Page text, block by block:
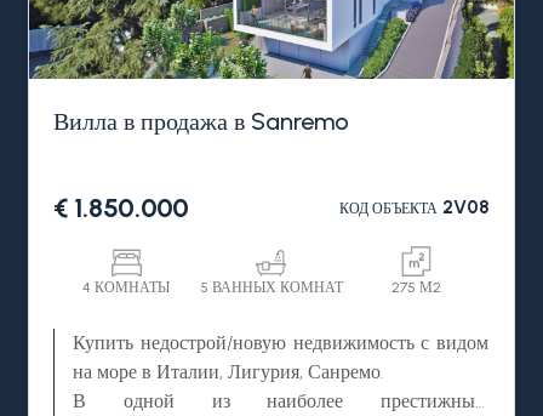
Вилла в продажа в Sanremo
€ 1.850.000 КОД ОБЪЕКТА2V08
4 КОМНАТЫ 5 ВАННЫХ КОМНАТ 275 М2
Купить недострой/новую недвижимость с видом
на море в Италии, Лигурия, Санремо.
В одной из наиболее престижных,